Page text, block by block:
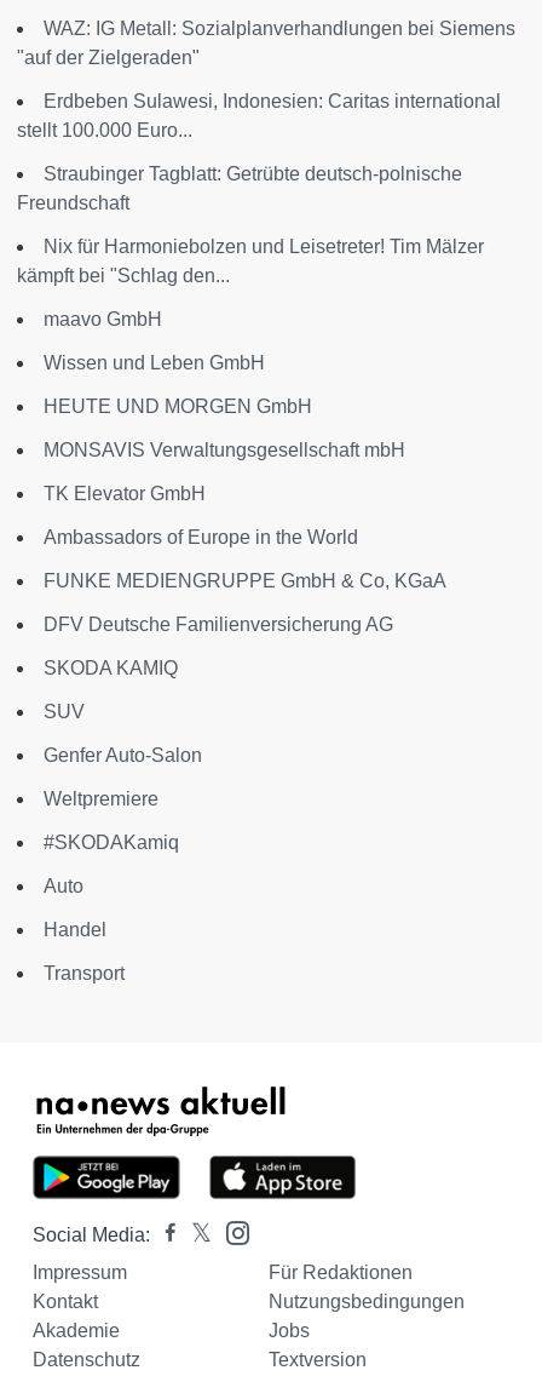
WAZ: IG Metall: Sozialplanverhandlungen bei Siemens
"auf der Zielgeraden"
Erdbeben Sulawesi, Indonesien: Caritas international
stellt 100.000 Euro...
Straubinger Tagblatt: Getrübte deutsch-polnische
Freundschaft
Nix für Harmoniebolzen und Leisetreter! Tim Mälzer
kämpft bei "Schlag den...
maavo GmbH
Wissen und Leben GmbH
HEUTE UND MORGEN GmbH
MONSAVIS Verwaltungsgesellschaft mbH
TK Elevator GmbH
Ambassadors of Europe in the World
FUNKE MEDIENGRUPPE GmbH & Co, KGaA
DFV Deutsche Familienversicherung AG
SKODA KAMIQ
SUV
Genfer Auto-Salon
Weltpremiere
#SKODAKamiq
Auto
Handel
Transport
Social Media:
Impressum
Für Redaktionen
Kontakt
Nutzungsbedingungen
Akademie
Jobs
Datenschutz
Textversion